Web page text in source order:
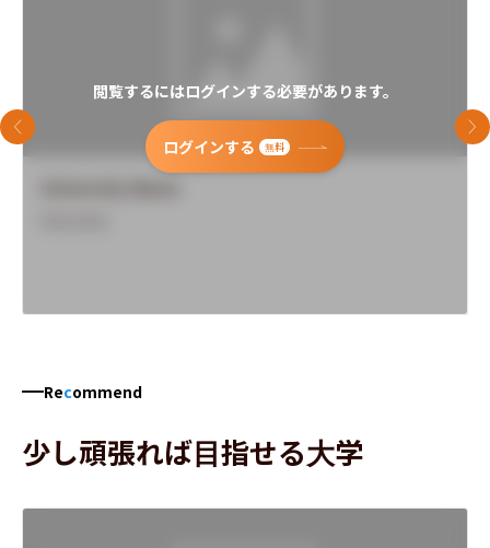
閲覧するにはログインする必要があります。
ログインする 無料
前のスライド 次
Recommend
少し頑張れば目指せる大学